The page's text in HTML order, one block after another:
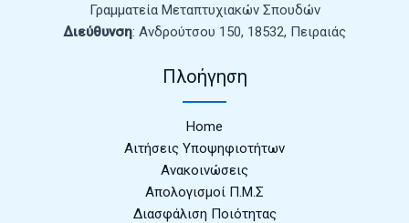
Γραμματεία Μεταπτυχιακών Σπουδών
Διεύθυνση: Ανδρούτσου 150, 18532, Πειραιάς
Πλοήγηση
Home
Αιτήσεις Υποψηφιοτήτων
Ανακοινώσεις
Απολογισμοί Π.Μ.Σ
Διασφάλιση Ποιότητας